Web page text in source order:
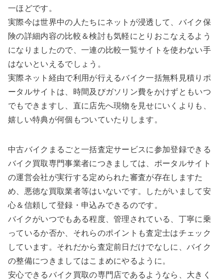
一ほどです。
実際今は世界中の人たちにネットが浸透して、バイク保
険の詳細内容の比較＆検討も気軽にとりおこなえるよう
になりましたので、一連の比較一覧サイトを使わない手
はないといえるでしょう。
実際ネット経由で利用が行えるバイク一括無料見積りポ
ータルサイトは、時間及びガソリン費をかけずともいつ
でもできますし、直に店先へ現物を見せにいくよりも、
嬉しい特典が何個もついていたりします。
中古バイクまるごと一括査定サービスに参加登録できる
バイク買取専門事業者につきましては、ポータルサイト
の運営会社が実行する定められた審査が存在しますた
め、悪徳な買取業者等はいないです。したがいまして安
心＆信頼して登録・申込みできるのです。
バイクがいつでもある程度、管理されている、丁寧に乗
っているか否か、それらのポイントも査定士はチェック
しています。それだから査定前日だけでなしに、バイク
の整備につきましてはこまめにやるように。
安心できるバイク買取の専門店であるようなら、大きく